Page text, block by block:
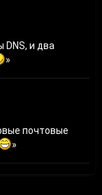
DNS, и два
»
почтовые
»